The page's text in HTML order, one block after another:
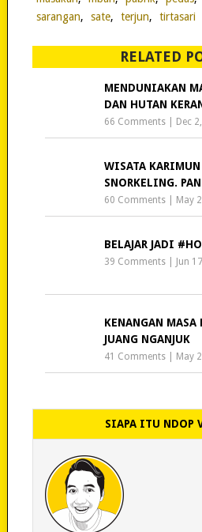
sarangan, sate, terjun, tirtasari
RELATED
MENDUNIAKAN
DAN HUTAN
66 Comments Dec
WISATA KARIMUN
SNORKELING.
60 Comments May
BELAJAR JADI
39 Comments Jun
KENANGAN
JUANG NGANJUK
41 Comments May
SIAPA ITU NDOP